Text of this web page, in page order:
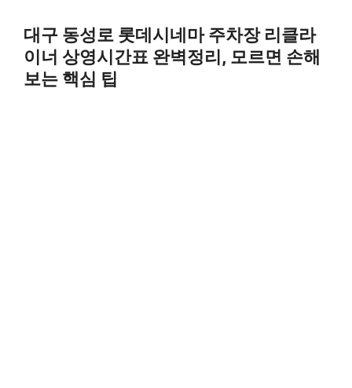
content
대구 동성로 롯데시네마 주차장 리클라
이너 상영시간표 완벽정리, 모르면 손해
보는 핵심 팁